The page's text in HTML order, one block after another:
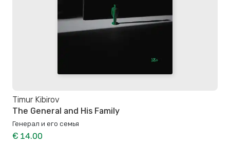
Timur Kibirov
The General and His Family
Генерал и его семья
€ 14.00